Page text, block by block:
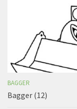
BAGGER
Bagger (12)